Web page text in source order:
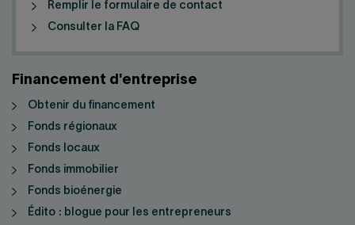
Remplir le formulaire de contact
Consulter la FAQ
Financement d'entreprise
Obtenir du financement
Fonds régionaux
Fonds locaux
Fonds immobilier
Fonds bioénergie
Édito : blogue pour les entrepreneurs